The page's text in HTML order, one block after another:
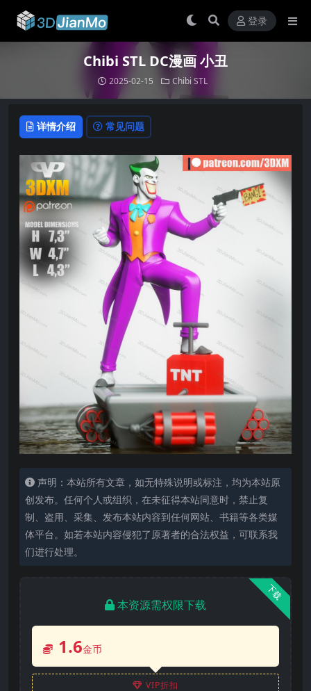
登录
Chibi STL DC漫画 小丑
2025-02-15 Chibi STL
详情介绍 常见问题
声明：本站所有文章，如无特殊说明或标注，均为本站原
创发布。任何个人或组织，在未征得本站同意时，禁止复
制、盗用、采集、发布本站内容到任何网站、书籍等各类媒
体平台。如若本站内容侵犯了原著者的合法权益，可联系我
们进行处理。
下载
本资源需权限下载
1.6金币
VIP折扣